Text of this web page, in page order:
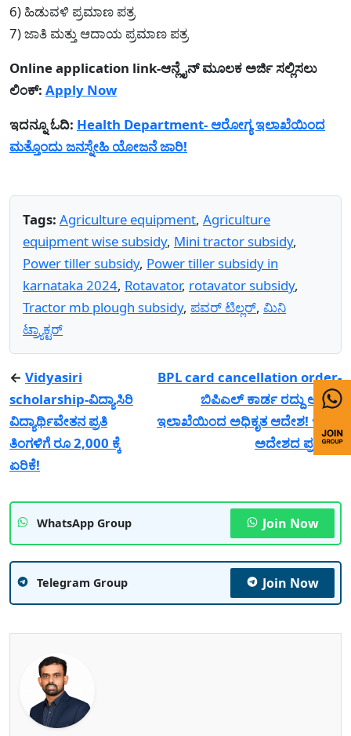
6) ಹಿಡುವಳಿ ಪ್ರಮಾಣ ಪತ್ರ
7) ಜಾತಿ ಮತ್ತು ಆದಾಯ ಪ್ರಮಾಣ ಪತ್ರ
Online application link-ಆನ್ಲೈನ್ ಮೂಲಕ ಅರ್ಜಿ ಸಲ್ಲಿಸಲು
ಲಿಂಕ್: Apply Now
ಇದನ್ನೂ ಓದಿ: Health Department- ಆರೋಗ್ಯ ಇಲಾಖೆಯಿಂದ
ಮತ್ತೊಂದು ಜನಸ್ನೇಹಿ ಯೋಜನೆ ಜಾರಿ!
Tags: Agriculture equipment, Agriculture
equipment wise subsidy, Mini tractor subsidy,
Power tiller subsidy, Power tiller subsidy in
karnataka 2024, Rotavator, rotavator subsidy,
Tractor mb plough subsidy, ಪವರ್ ಟಿಲ್ಲರ್, ಮಿನಿ
ಟ್ರ್ಯಾಕ್ಟರ್
← Vidyasiri
scholarship-ವಿದ್ಯಾಸಿರಿ
ವಿದ್ಯಾರ್ಥಿವೇತನ ಪ್ರತಿ
ತಿಂಗಳಿಗೆ ರೂ 2,000 ಕ್ಕೆ
ಏರಿಕೆ!
BPL card cancellation order-
ಬಿಪಿಎಲ್ ಕಾರ್ಡ ರದ್ದು ಆಹಾರ
ಇಲಾಖೆಯಿಂದ ಅಧಿಕೃತ ಆದೇಶ! ಇಲ್ಲಿದೆ
ಅದೇಶದ ಪ್ರತಿ!→
WhatsApp Group Join Now
Telegram Group Join Now